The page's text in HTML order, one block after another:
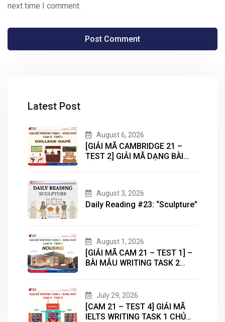
next time I comment.
Latest Post
August 6, 2026
[GIẢI MÃ CAMBRIDGE 21 –
TEST 2] GIẢI MÃ DẠNG BÀI
August 3, 2026
Daily Reading #23: “Sculpture”
August 1, 2026
[GIẢI MÃ CAM 21 – TEST 1] –
BÀI MẪU WRITING TASK 2
July 29, 2026
[CAM 21 – TEST 4] GIẢI MÃ
IELTS WRITING TASK 1 CHỦ